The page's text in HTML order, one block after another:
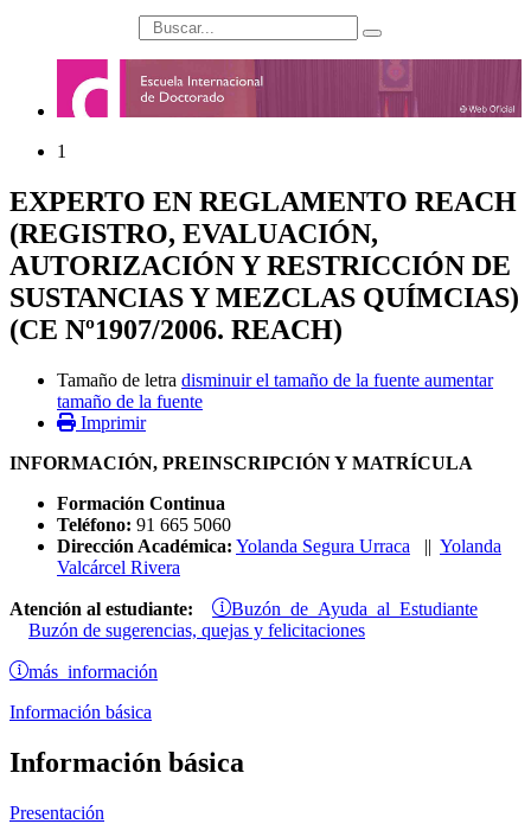
búsqueda
1
EXPERTO EN REGLAMENTO REACH
(REGISTRO, EVALUACIÓN,
AUTORIZACIÓN Y RESTRICCIÓN DE
SUSTANCIAS Y MEZCLAS QUÍMCIAS)
(CE Nº1907/2006. REACH)
Tamaño de letra disminuir el tamaño de la fuente aumentar
tamaño de la fuente
Imprimir
INFORMACIÓN, PREINSCRIPCIÓN Y MATRÍCULA
Formación Continua
Teléfono: 91 665 5060
Dirección Académica: Yolanda Segura Urraca || Yolanda
Valcárcel Rivera
Atención al estudiante: Buzón de Ayuda al Estudiante
Buzón de sugerencias, quejas y felicitaciones
más información
Información básica
Información básica
Presentación